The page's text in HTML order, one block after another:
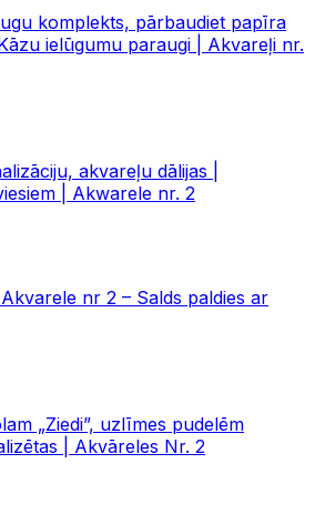
komplekts, pārbaudiet papīra
ielūgumu paraugi | Akvareļi nr.
akvareļu dālijas |
| Akwarele nr. 2
nr 2 – Salds paldies ar
„Ziedi”, uzlīmes pudelēm
| Akvāreles Nr. 2